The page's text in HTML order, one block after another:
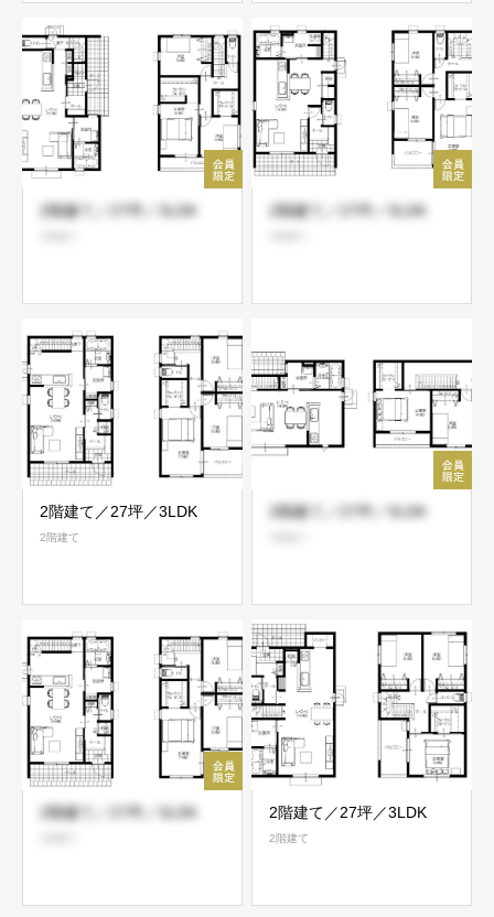
2階建て／27坪／3LDK 2階建て／27坪／3LDK
2階建て／27坪／3LDK
2階建て
2階建て／27坪／3LDK
2階建て／27坪／3LDK 2階建て／27坪／3LDK
2階建て